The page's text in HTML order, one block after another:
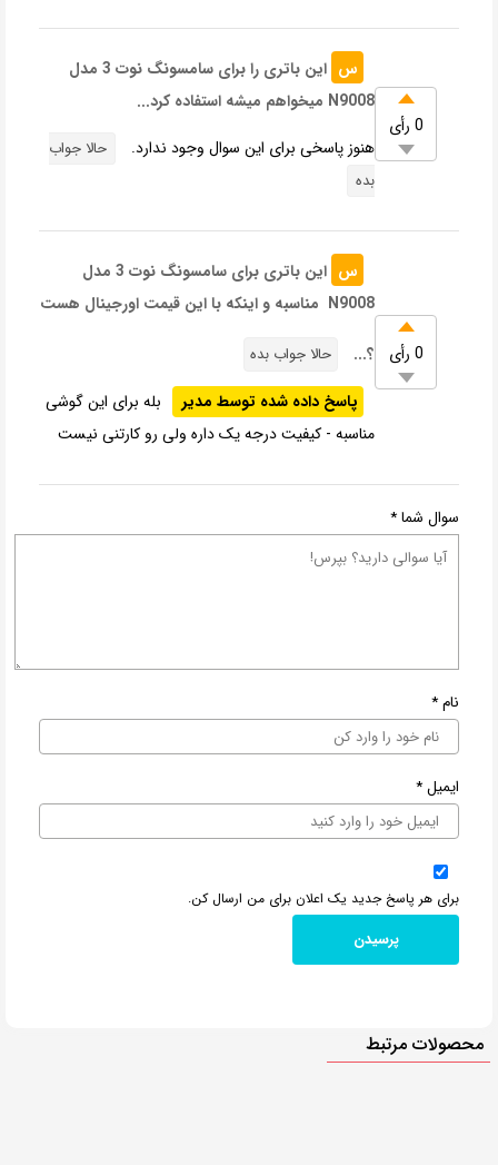
0 رأی
س
این باتری را برای سامسونگ نوت 3 مدل
N9008 میخواهم میشه استفاده کرد...
هنوز پاسخی برای این سوال وجود ندارد.
حالا جواب
بده
0 رأی
س
این باتری برای سامسونگ نوت 3 مدل
N9008 مناسبه و اینکه با این قیمت اورجینال هست
؟... حالا جواب بده
پاسخ داده شده توسط مدیر
بله برای این گوشی
مناسبه - کیفیت درجه یک داره ولی رو کارتنی نیست
سوال شما*
نام*
ایمیل*
برای هر پاسخ جدید یک اعلان برای من ارسال کن.
محصولات مرتبط